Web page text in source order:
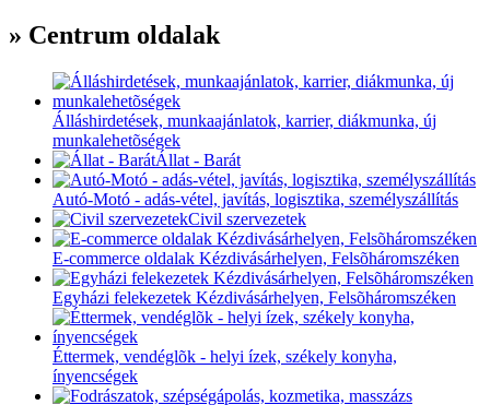
» Centrum oldalak
Álláshirdetések, munkaajánlatok, karrier, diákmunka, új
munkalehetõségek
Állat - Barát
Autó-Motó - adás-vétel, javítás, logisztika, személyszállítás
Civil szervezetek
E-commerce oldalak Kézdivásárhelyen, Felsõháromszéken
Egyházi felekezetek Kézdivásárhelyen, Felsõháromszéken
Éttermek, vendéglõk - helyi ízek, székely konyha,
ínyencségek